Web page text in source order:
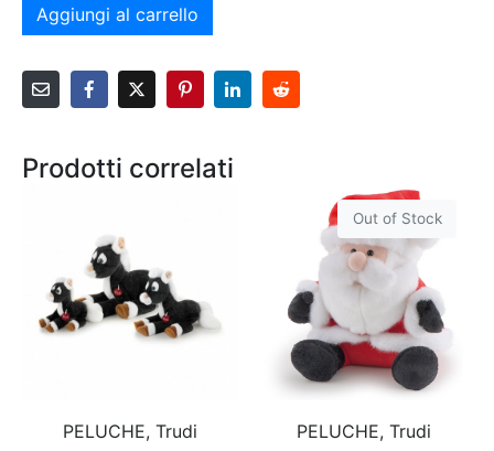
Aggiungi al carrello
Prodotti correlati
PELUCHE, Trudi
Out of Stock
PELUCHE, Trudi